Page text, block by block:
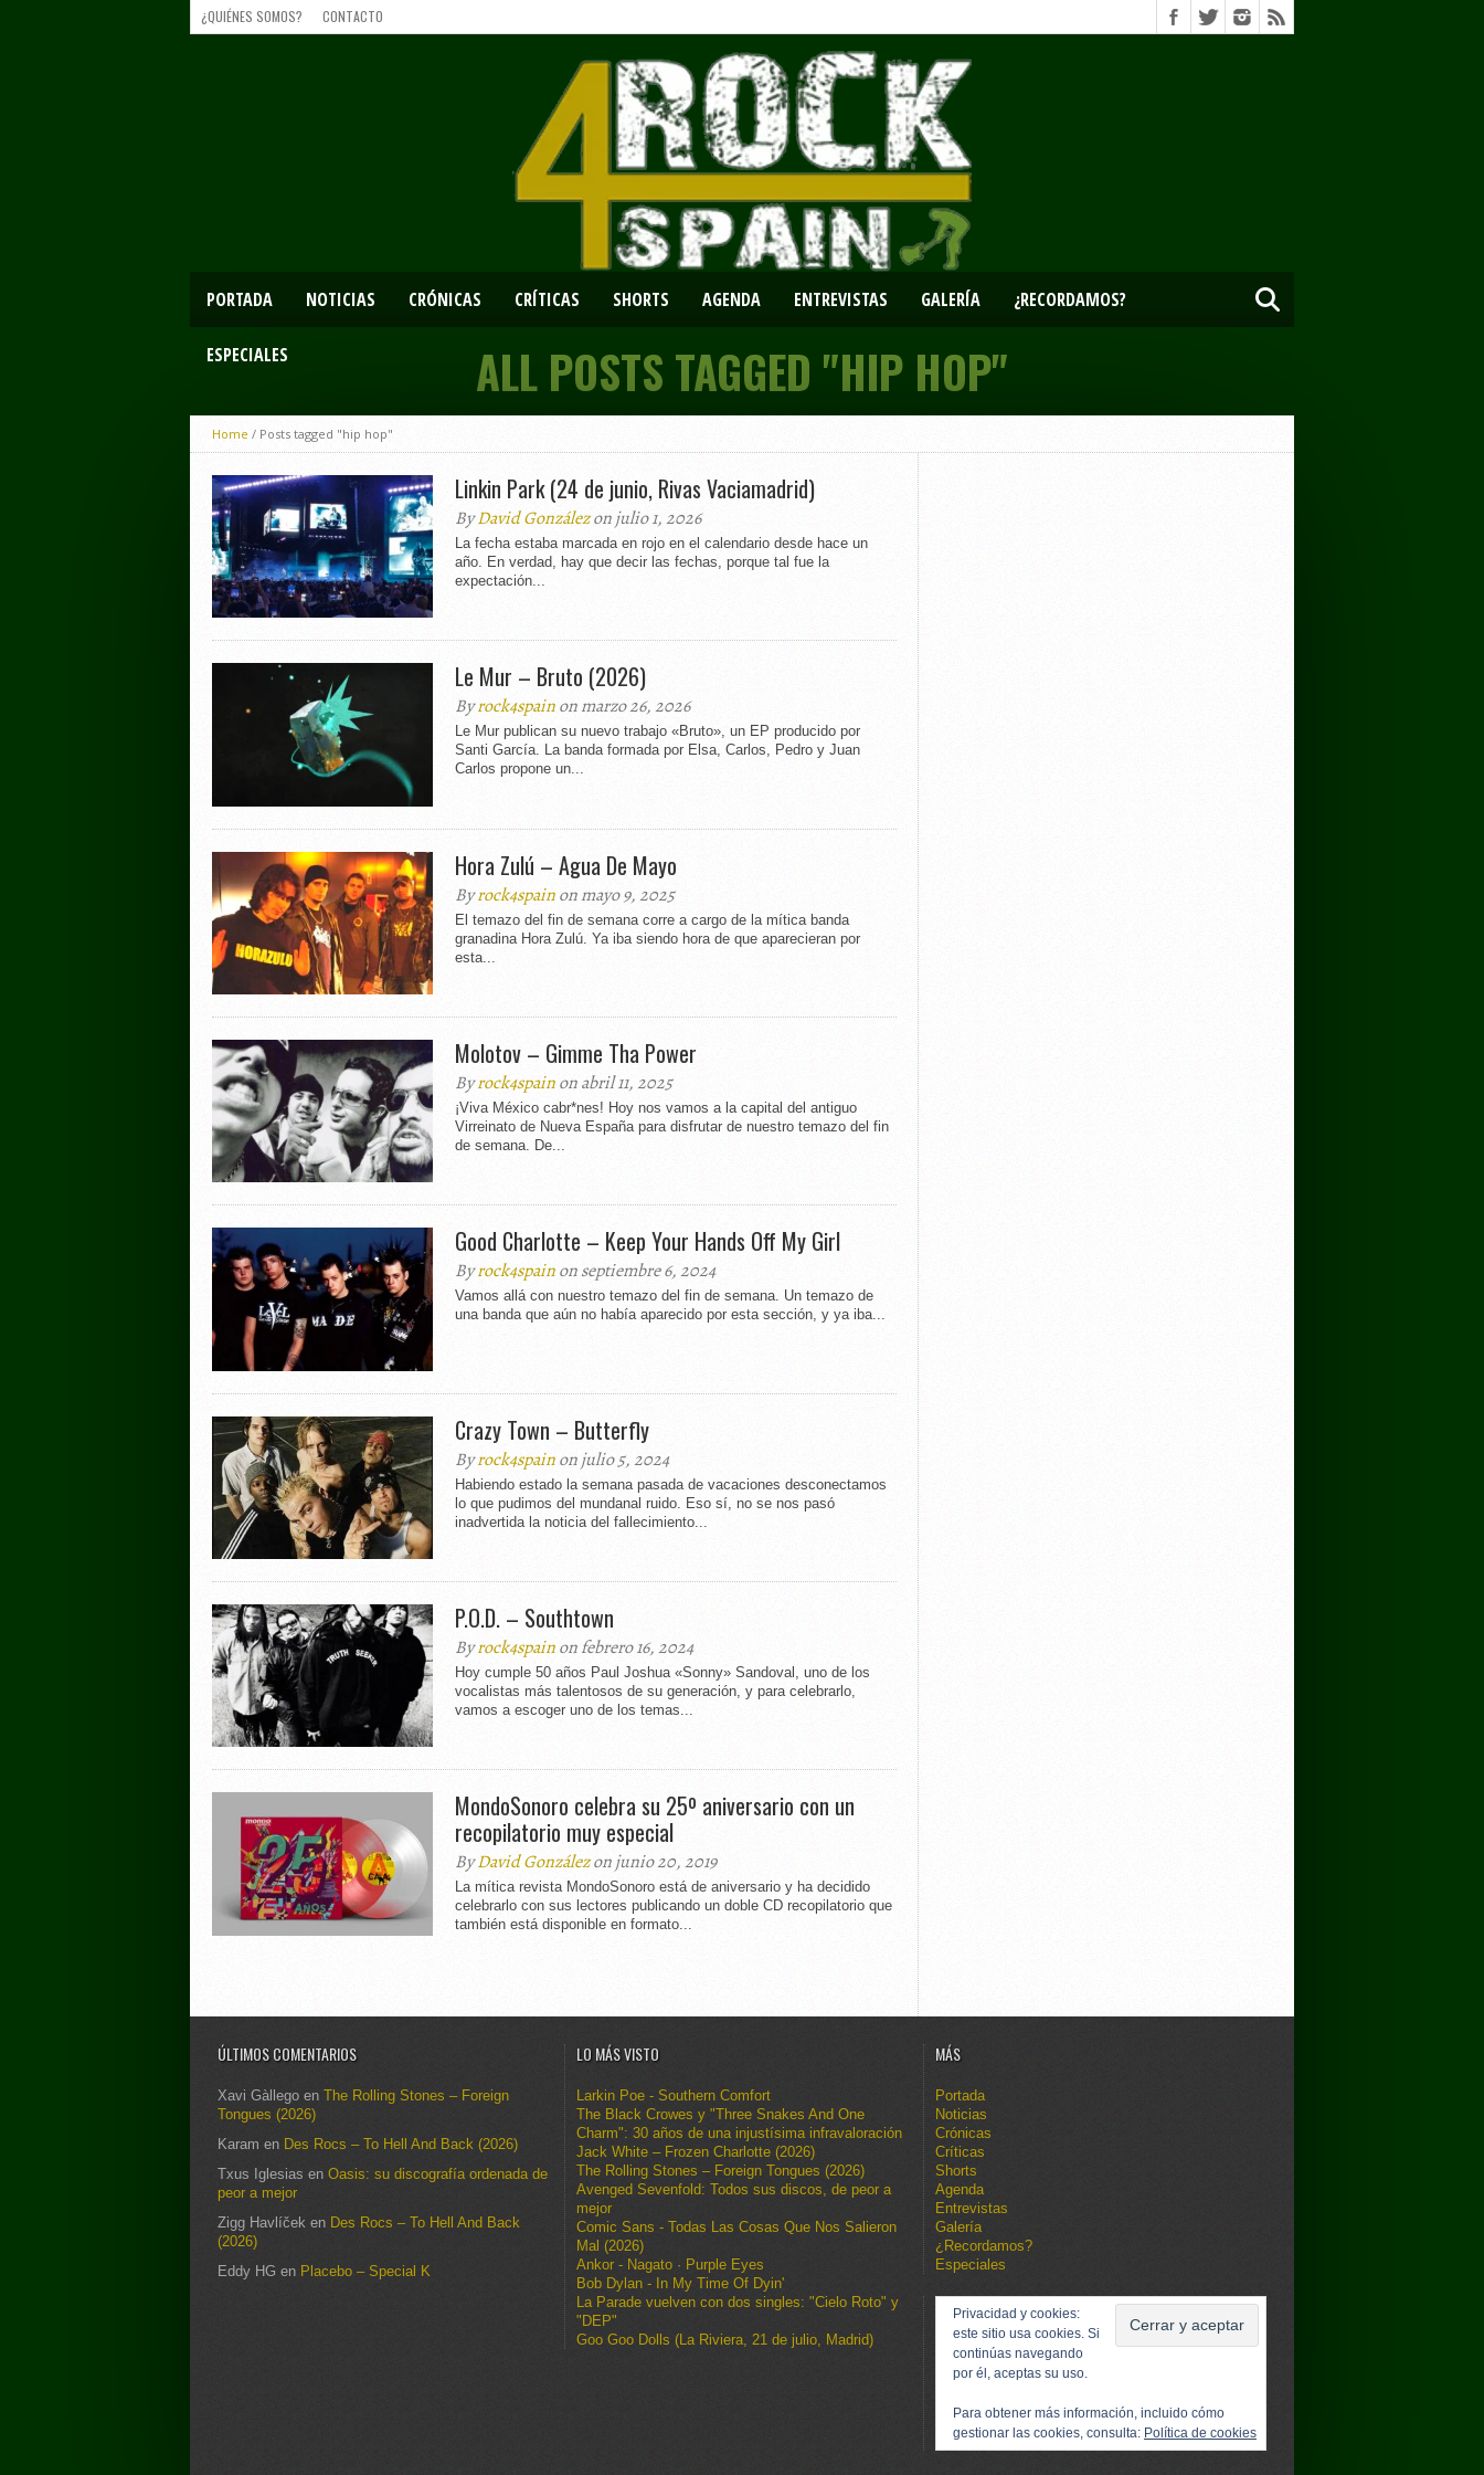
¿QUIÉNES SOMOS? CONTACTO
PORTADA NOTICIAS CRÓNICAS CRÍTICAS SHORTS AGENDA ENTREVISTAS GALERÍA ¿RECORDAMOS?
ESPECIALES ALL POSTS TAGGED "HIP HOP"
Home / Posts tagged "hip hop"
Linkin Park (24 de junio, Rivas Vaciamadrid)
ByDavid Gonzálezon julio 1, 2026
La fecha estaba marcada en rojo en el calendario desde hace un
año. En verdad, hay que decir las fechas, porque tal fue la
expectación...
Le Mur – Bruto (2026)
Byrock4spainon marzo 26, 2026
Le Mur publican su nuevo trabajo «Bruto», un EP producido por
Santi García. La banda formada por Elsa, Carlos, Pedro y Juan
Carlos propone un...
Hora Zulú – Agua De Mayo
Byrock4spainon mayo 9, 2025
El temazo del fin de semana corre a cargo de la mítica banda
granadina Hora Zulú. Ya iba siendo hora de que aparecieran por
esta...
Molotov – Gimme Tha Power
Byrock4spainon abril 11, 2025
¡Viva México cabr*nes! Hoy nos vamos a la capital del antiguo
Virreinato de Nueva España para disfrutar de nuestro temazo del fin
de semana. De...
Good Charlotte – Keep Your Hands Off My Girl
Byrock4spainon septiembre 6, 2024
Vamos allá con nuestro temazo del fin de semana. Un temazo de
una banda que aún no había aparecido por esta sección, y ya iba...
Crazy Town – Butterfly
Byrock4spainon julio 5, 2024
Habiendo estado la semana pasada de vacaciones desconectamos
lo que pudimos del mundanal ruido. Eso sí, no se nos pasó
inadvertida la noticia del fallecimiento...
P.O.D. – Southtown
Byrock4spainon febrero 16, 2024
Hoy cumple 50 años Paul Joshua «Sonny» Sandoval, uno de los
vocalistas más talentosos de su generación, y para celebrarlo,
vamos a escoger uno de los temas...
MondoSonoro celebra su 25º aniversario con un
recopilatorio muy especial
ByDavid Gonzálezon junio 20, 2019
La mítica revista MondoSonoro está de aniversario y ha decidido
celebrarlo con sus lectores publicando un doble CD recopilatorio que
también está disponible en formato...
ÚLTIMOS COMENTARIOS
Xavi Gàllego en The Rolling Stones – Foreign
Tongues (2026)
Karam en Des Rocs – To Hell And Back (2026)
Txus Iglesias en Oasis: su discografía ordenada de
peor a mejor
Zigg Havlíček en Des Rocs – To Hell And Back
(2026)
Eddy HG en Placebo – Special K
LO MÁS VISTO
Larkin Poe - Southern Comfort
The Black Crowes y "Three Snakes And One
Charm": 30 años de una injustísima infravaloración
Jack White – Frozen Charlotte (2026)
The Rolling Stones – Foreign Tongues (2026)
Avenged Sevenfold: Todos sus discos, de peor a
mejor
Comic Sans - Todas Las Cosas Que Nos Salieron
Mal (2026)
Ankor - Nagato · Purple Eyes
Bob Dylan - In My Time Of Dyin'
La Parade vuelven con dos singles: "Cielo Roto" y
"DEP"
Goo Goo Dolls (La Riviera, 21 de julio, Madrid)
MÁS
Portada
Noticias
Crónicas
Críticas
Shorts
Agenda
Entrevistas
Galería
¿Recordamos?
Especiales
Privacidad y cookies:
este sitio usa cookies. Si
continúas navegando
por él, aceptas su uso.
Para obtener más información, incluido cómo
gestionar las cookies, consulta: Política de cookies